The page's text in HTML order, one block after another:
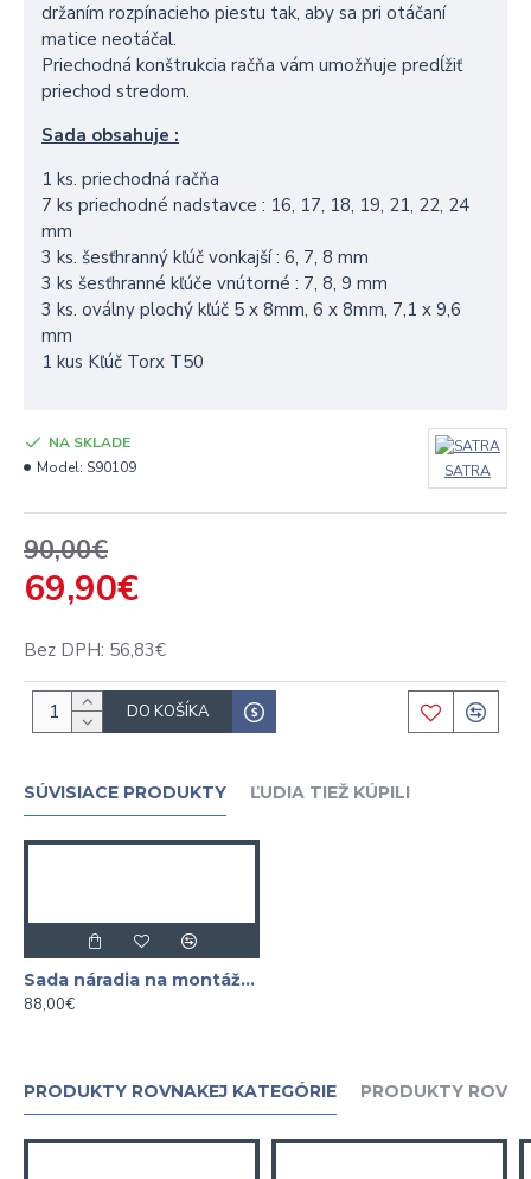
držaním rozpínacieho piestu tak, aby sa pri otáčaní
matice neotáčal.
Priechodná konštrukcia račňa vám umožňuje predĺžiť
priechod stredom.
Sada obsahuje :
1 ks. priechodná račňa
7 ks priechodné nadstavce : 16, 17, 18, 19, 21, 22, 24
mm
3 ks. šesťhranný kľúč vonkajší : 6, 7, 8 mm
3 ks šesťhranné kľúče vnútorné : 7, 8, 9 mm
3 ks. oválny plochý kľúč 5 x 8mm, 6 x 8mm, 7,1 x 9,6
mm
1 kus Kľúč Torx T50
69,90€
90,00€
Bez DPH: 56,83€
NA SKLADE
Model: S90109 SATRA
DO KOŠÍKA
SÚVISIACE PRODUKTY ĽUDIA TIEŽ KÚPILI
Sada náradia na montáž a demontáž tlmičov 43 dielna
88,00€
PRODUKTY ROVNAKEJ KATEGÓRIE PRODUKTY